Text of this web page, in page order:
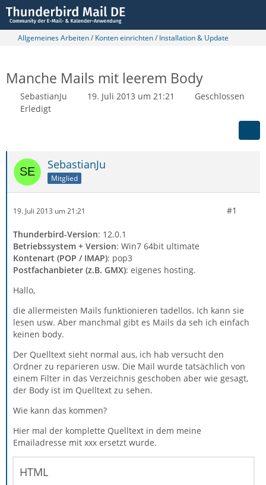
Allgemeines Arbeiten / Konten einrichten / Installation & Update
Manche Mails mit leerem Body
SebastianJu 19. Juli 2013 um 21:21
Geschlossen
Erledigt
SebastianJu
Mitglied
19. Juli 2013 um 21:21 #1
Thunderbird-Version: 12.0.1
Betriebssystem + Version: Win7 64bit ultimate
Kontenart (POP / IMAP): pop3
Postfachanbieter (z.B. GMX): eigenes hosting.
Hallo,
die allermeisten Mails funktionieren tadellos. Ich kann sie
lesen usw. Aber manchmal gibt es Mails da seh ich einfach
keinen body.
Der Quelltext sieht normal aus, ich hab versucht den
Ordner zu reparieren usw. Die Mail wurde tatsächlich von
einem Filter in das Verzeichnis geschoben aber wie gesagt,
der Body ist im Quelltext zu sehen.
Wie kann das kommen?
Hier mal der komplette Quelltext in dem meine
Emailadresse mit xxx ersetzt wurde.
HTML